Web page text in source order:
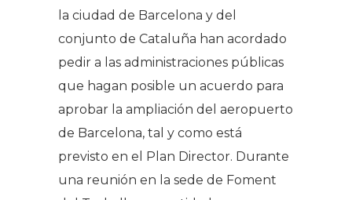
la ciudad de Barcelona y del
conjunto de Cataluña han acordado
pedir a las administraciones públicas
que hagan posible un acuerdo para
aprobar la ampliación del aeropuerto
de Barcelona, tal y como está
previsto en el Plan Director. Durante
una reunión en la sede de Foment